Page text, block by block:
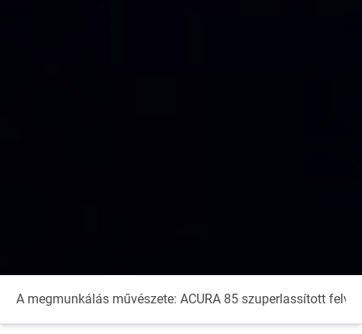
A megmunkálás művészete: ACURA 85 szuperlassított